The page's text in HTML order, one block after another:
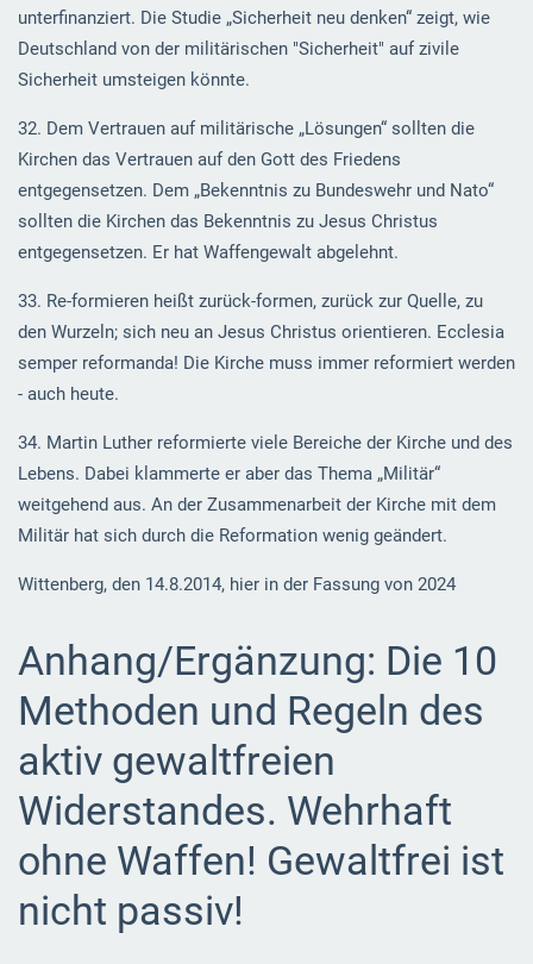
unterfinanziert. Die Studie „Sicherheit neu denken“ zeigt, wie
Deutschland von der militärischen "Sicherheit" auf zivile
Sicherheit umsteigen könnte.
32. Dem Vertrauen auf militärische „Lösungen“ sollten die
Kirchen das Vertrauen auf den Gott des Friedens
entgegensetzen. Dem „Bekenntnis zu Bundeswehr und Nato“
sollten die Kirchen das Bekenntnis zu Jesus Christus
entgegensetzen. Er hat Waffengewalt abgelehnt.
33. Re-formieren heißt zurück-formen, zurück zur Quelle, zu
den Wurzeln; sich neu an Jesus Christus orientieren. Ecclesia
semper reformanda! Die Kirche muss immer reformiert werden
- auch heute.
34. Martin Luther reformierte viele Bereiche der Kirche und des
Lebens. Dabei klammerte er aber das Thema „Militär“
weitgehend aus. An der Zusammenarbeit der Kirche mit dem
Militär hat sich durch die Reformation wenig geändert.
Wittenberg, den 14.8.2014, hier in der Fassung von 2024
Anhang/Ergänzung: Die 10
Methoden und Regeln des
aktiv gewaltfreien
Widerstandes. Wehrhaft
ohne Waffen! Gewaltfrei ist
nicht passiv!